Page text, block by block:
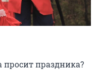
праздника?